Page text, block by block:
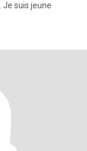
Je suis jeune